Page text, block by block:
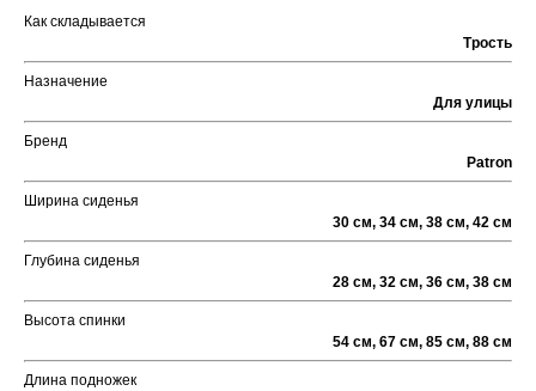
Как складывается
Трость
Назначение
Для улицы
Бренд
Patron
Ширина сиденья
30 см, 34 см, 38 см, 42 см
Глубина сиденья
28 см, 32 см, 36 см, 38 см
Высота спинки
54 см, 67 см, 85 см, 88 см
Длина подножек